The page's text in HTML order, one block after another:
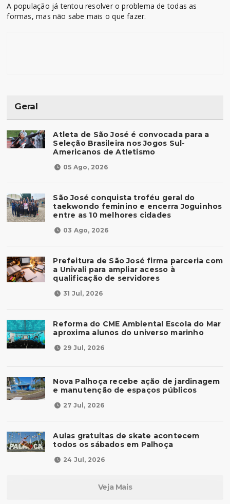
A população já tentou resolver o problema de todas as
formas, mas não sabe mais o que fazer.
Geral
Atleta de São José é convocada para a
Seleção Brasileira nos Jogos Sul-
Americanos de Atletismo
05 Ago, 2026
São José conquista troféu geral do
taekwondo feminino e encerra Joguinhos
entre as 10 melhores cidades
03 Ago, 2026
Prefeitura de São José firma parceria com
a Univali para ampliar acesso à
qualificação de servidores
31 Jul, 2026
Reforma do CME Ambiental Escola do Mar
aproxima alunos do universo marinho
29 Jul, 2026
Nova Palhoça recebe ação de jardinagem
e manutenção de espaços públicos
27 Jul, 2026
Aulas gratuitas de skate acontecem
todos os sábados em Palhoça
24 Jul, 2026
Veja Mais